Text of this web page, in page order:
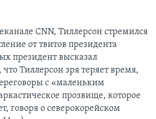
CNN, Тиллерсон стремился
от твитов президента
президент высказал
Тиллерсон зря теряет время,
с «маленьким
прозвище, которое
говоря о северокорейском